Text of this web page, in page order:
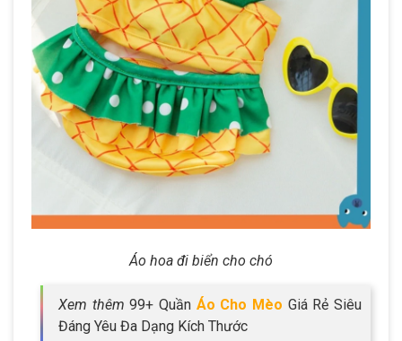
Áo hoa đi biển cho chó
Xem thêm99+ Quần Áo Cho Mèo Giá Rẻ Siêu
Đáng Yêu Đa Dạng Kích Thước